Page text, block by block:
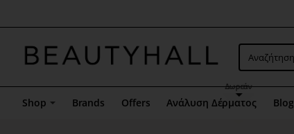
5
Αναζήτηση...
Shop Brands Offers Ανάλυση Δέρματος
Δωρεάν
Blog